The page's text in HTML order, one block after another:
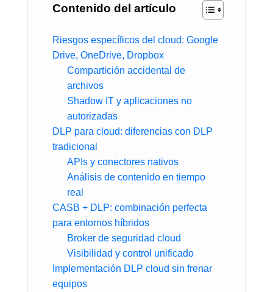
Contenido del artículo
Riesgos específicos del cloud: Google
Drive, OneDrive, Dropbox
Compartición accidental de
archivos
Shadow IT y aplicaciones no
autorizadas
DLP para cloud: diferencias con DLP
tradicional
APIs y conectores nativos
Análisis de contenido en tiempo
real
CASB + DLP: combinación perfecta
para entornos híbridos
Broker de seguridad cloud
Visibilidad y control unificado
Implementación DLP cloud sin frenar
equipos